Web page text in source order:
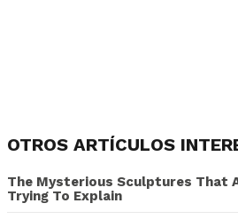
OTROS ARTÍCULOS
The Mysterious Sculptures That
Trying To Explain